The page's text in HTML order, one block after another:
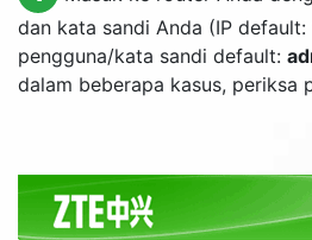
dan kata sandi Anda (IP default:
pengguna/kata sandi default:
dalam beberapa kasus, periksa